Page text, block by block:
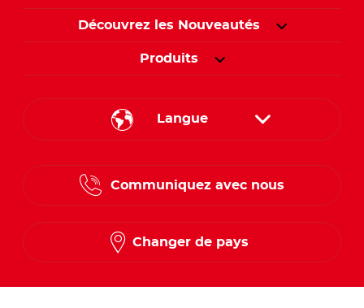
Découvrez les Nouveautés
Produits
Langue
English
Communiquez avec nous
Changer de pays